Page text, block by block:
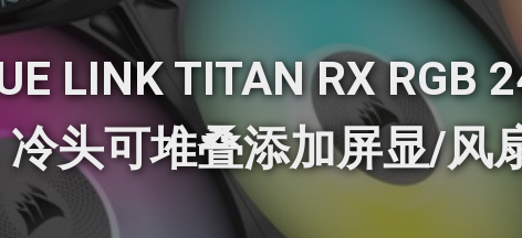
LINK TITAN RX
头可堆叠添加屏显/风